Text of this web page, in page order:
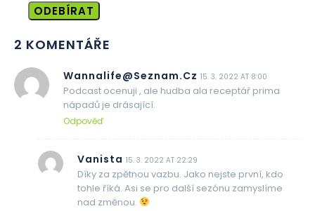
ODEBÍRAT
2 KOMENTÁŘE
Wannalife@seznam.cz 15. 3. 2022 AT 8:00
Podcast ocenuji , ale hudba ala receptář prima
nápadů je drásající.
Odpověď
Vanista 15. 3. 2022 AT 22:29
Díky za zpětnou vazbu. Jako nejste první, kdo
tohle říká. Asi se pro další sezónu zamyslíme
nad změnou.